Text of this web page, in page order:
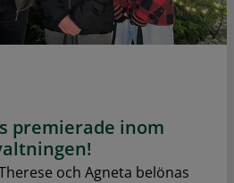
premierade inom
och Agneta belönas